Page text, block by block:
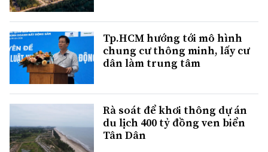
Tp.HCM hướng tới mô hình
chung cư thông minh, lấy cư
dân làm trung tâm
Rà soát để khơi thông dự án
du lịch 400 tỷ đồng ven biển
Tân Dân